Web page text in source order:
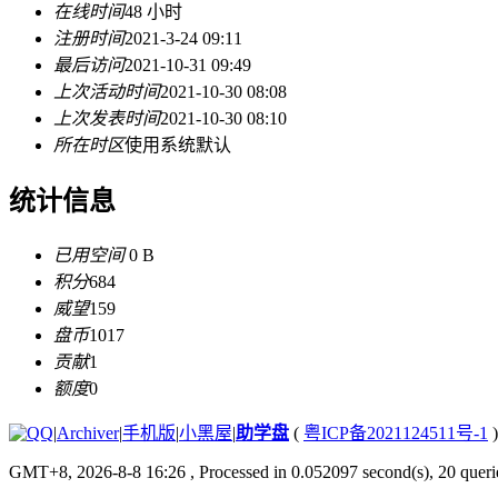
在线时间48 小时
注册时间2021-3-24 09:11
最后访问2021-10-31 09:49
上次活动时间2021-10-30 08:08
上次发表时间2021-10-30 08:10
所在时区使用系统默认
统计信息
已用空间0 B
积分684
威望159
盘币1017
贡献1
额度0
|Archiver|手机版|小黑屋|助学盘 ( 粤ICP备2021124511号-1 )
GMT+8, 2026-8-8 16:26 , Processed in 0.052097 second(s), 20